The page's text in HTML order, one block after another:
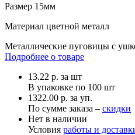
Размер 15мм
Материал цветной металл
Металлические пуговицы с
Подробнее о товаре
13.22 р. за шт
В упаковке по 100 шт
1322.00 р. за уп.
По сумме заказа – скидки
Нет в наличии
Условия работы и